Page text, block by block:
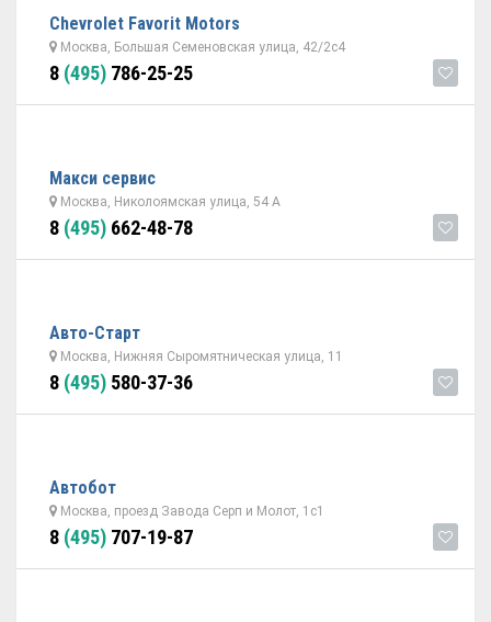
Chevrolet Favorit Motors
Москва, Большая Семеновская улица, 42/2с4
8 (495) 786-25-25
Макси сервис
Москва, Николоямская улица, 54 А
8 (495) 662-48-78
Авто-Старт
Москва, Нижняя Сыромятническая улица, 11
8 (495) 580-37-36
Автобот
Москва, проезд Завода Серп и Молот, 1с1
8 (495) 707-19-87